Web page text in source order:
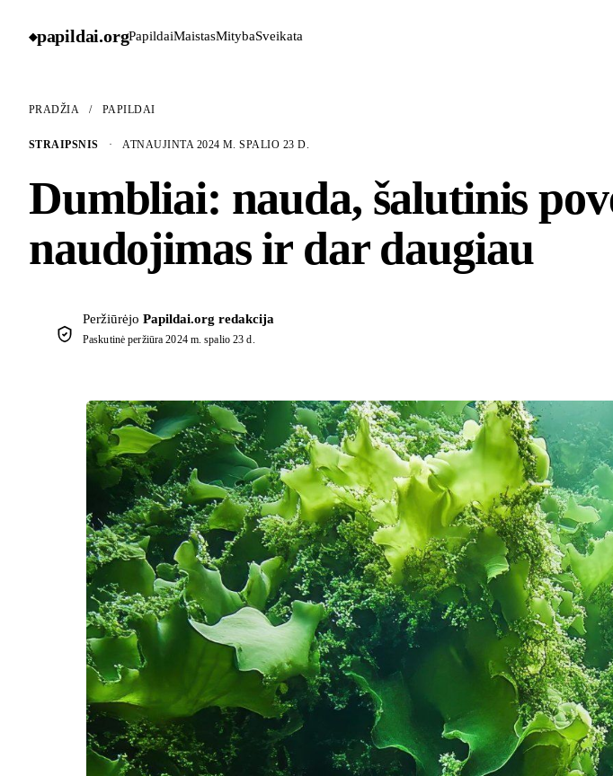
◆papildai.orgPapildaiMaistasMitybaSveikata
PRADŽIA / PAPILDAI
STRAIPSNIS · ATNAUJINTA 2024 M. SPALIO 23 D.
Dumbliai: nauda, šalutinis
naudojimas ir dar daugiau
Peržiūrėjo Papildai.org redakcija
Paskutinė peržiūra2024 m. spalio 23 d.